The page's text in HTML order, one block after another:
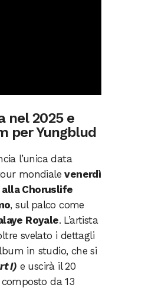
nel 2025 e
per Yungblud
l’unica data
mondialevenerdì
alla Choruslife
, sul palco come
Royale. L’artista
svelato i dettagli
in studio, che si
I) e uscirà il 20
da 13